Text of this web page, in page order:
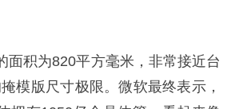
面积为820平方毫米，非常接近台
模版尺寸极限。微软最终表示，